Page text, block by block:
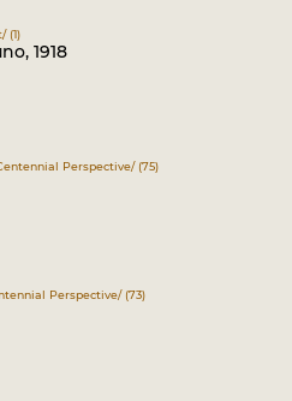
(1)
1918
Perspective/ (75)
Perspective/ (73)